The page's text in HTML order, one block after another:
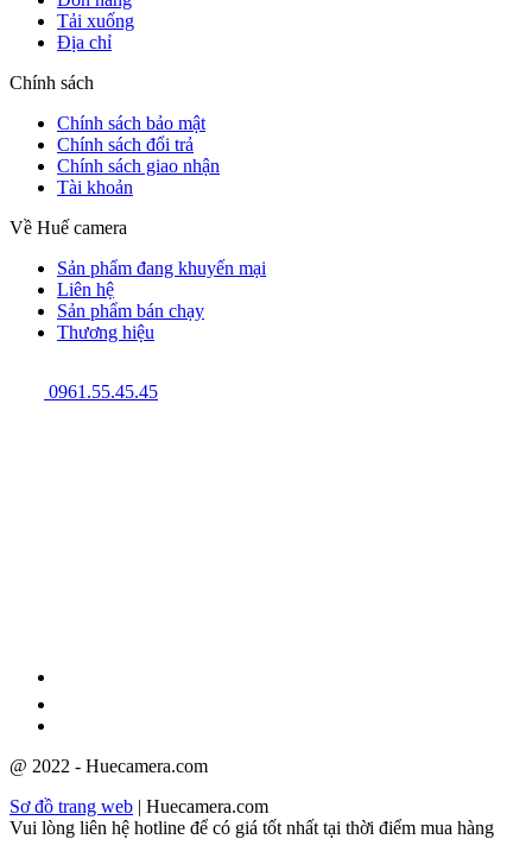
Tải xuống
Địa chỉ
Chính sách
Chính sách bảo mật
Chính sách đổi trả
Chính sách giao nhận
Tài khoản
Về Huế camera
Sản phẩm đang khuyến mại
Liên hệ
Sản phẩm bán chạy
Thương hiệu
0961.55.45.45
@ 2022 - Huecamera.com
Sơ đồ trang web | Huecamera.com
Vui lòng liên hệ hotline để có giá tốt nhất tại thời điểm mua hàng